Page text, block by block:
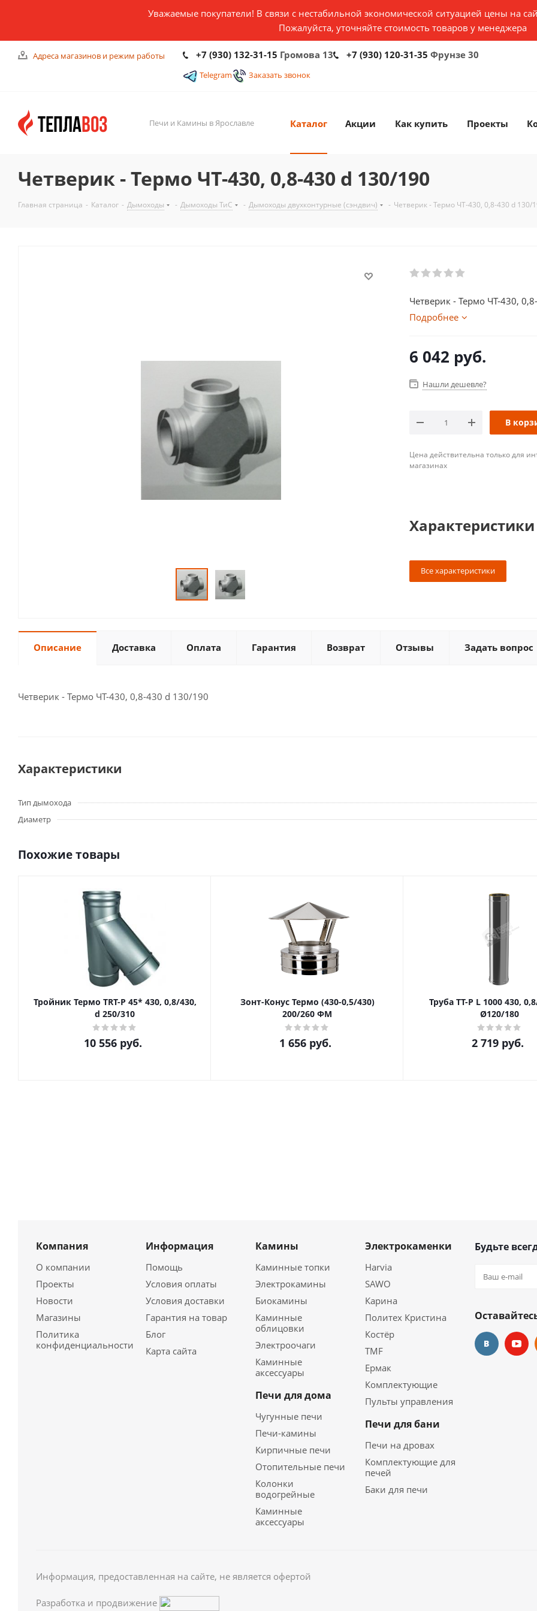
Уважаемые покупатели! В связи с нестабильной экономической ситуацией цены на
Пожалуйста, уточняйте стоимость товаров у менеджера
Адреса магазинов и режим работы +7 (930) 132-31-15 Громова 13 +7 (930) 120-31-35 Фрунзе 30
Telegram Заказать звонок
Печи и Камины в Ярославле Каталог Акции Как купить Проекты
Четверик - Термо ЧТ-430, 0,8-430 d 130/190
Главная страница - Каталог - Дымоходы - Дымоходы ТиС - Дымоходы двухконтурные (сэндвич) - Четверик - Термо ЧТ-430, 0,8-430 d 130/
Четверик - Термо ЧТ-430,
Подробнее
6 042 руб.
Нашли дешевле?
В
Цена действительна только для
магазинах
Характеристики
Все характеристики
Описание Доставка Оплата Гарантия Возврат Отзывы Задать вопрос
Четверик - Термо ЧТ-430, 0,8-430 d 130/190
Характеристики
Тип дымохода
Диаметр
Похожие товары
Тройник Термо TRT-P 45* 430, 0,8/430,
d 250/310
10 556руб.
Зонт-Конус Термо (430-0,5/430)
200/260 ФМ
1 656руб.
Труба ТТ-Р L 1000 430,
Ø120/180
2 719руб.
Компания
О компании
Проекты
Новости
Магазины
Политика
конфиденциальности
Информация
Помощь
Условия оплаты
Условия доставки
Гарантия на товар
Блог
Карта сайта
Камины
Каминные топки
Электрокамины
Биокамины
Каминные
облицовки
Электроочаги
Каминные
аксессуары
Печи для дома
Чугунные печи
Печи-камины
Кирпичные печи
Отопительные печи
Колонки
водогрейные
Каминные
аксессуары
Электрокаменки
Harvia
SAWO
Карина
Политех Кристина
Костёр
TMF
Ермак
Комплектующие
Пульты управления
Печи для бани
Печи на дровах
Комплектующие для
печей
Баки для печи
Будьте
Информация, предоставленная на сайте, не является офертой
Разработка и продвижение